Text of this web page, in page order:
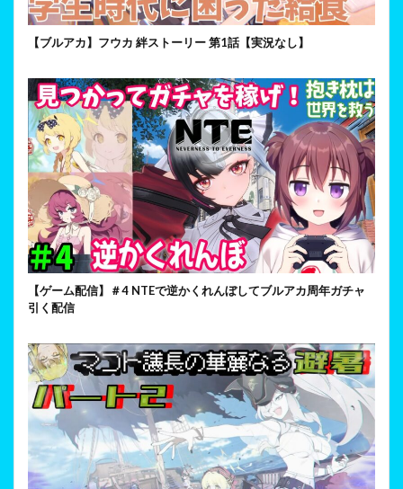
【ブルアカ】フウカ 絆ストーリー 第1話【実況なし】
【ゲーム配信】＃4 NTEで逆かくれんぼしてブルアカ周年ガチャ
引く配信